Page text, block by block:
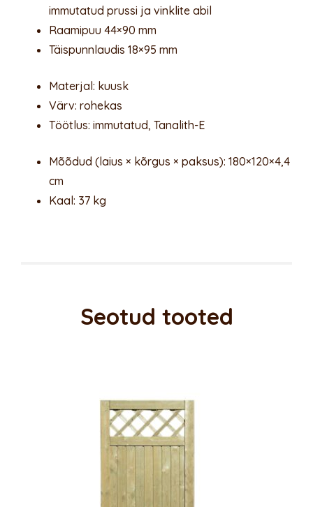
immutatud prussi ja vinklite abil
Raamipuu 44×90 mm
Täispunnlaudis 18×95 mm
Materjal: kuusk
Värv: rohekas
Töötlus: immutatud, Tanalith-E
Mõõdud (laius × kõrgus × paksus): 180×120×4,4
cm
Kaal: 37 kg
Seotud tooted